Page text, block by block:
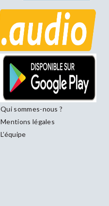
Qui sommes-nous ?
Mentions légales
L’équipe